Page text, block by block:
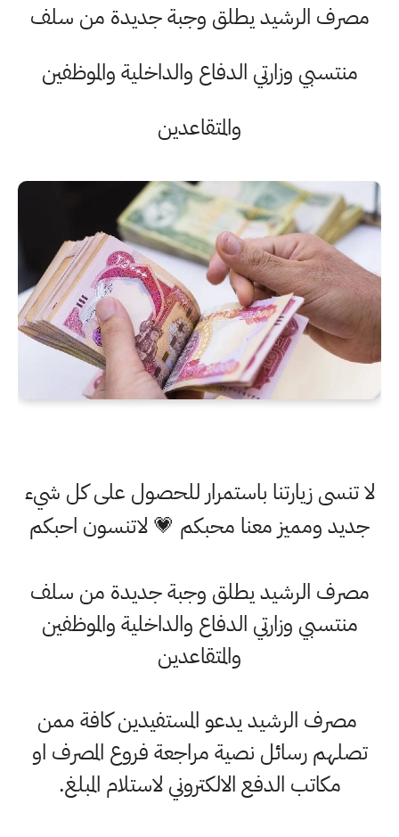
مصرف الرشيد يطلق وجبة جديدة من سلف
منتسبي وزارتي الدفاع والداخلية والموظفين
والمتقاعدين
لا تنسى زيارتنا باستمرار للحصول على كل شيء
جديد ومميز معنا محبكم 💗 لاتنسون احبكم
مصرف الرشيد يطلق وجبة جديدة من سلف
منتسبي وزارتي الدفاع والداخلية والموظفين
والمتقاعدين
مصرف الرشيد يدعو المستفيدين كافة ممن
تصلهم رسائل نصية مراجعة فروع المصرف او
مكاتب الدفع الالكتروني لاستلام المبلغ.